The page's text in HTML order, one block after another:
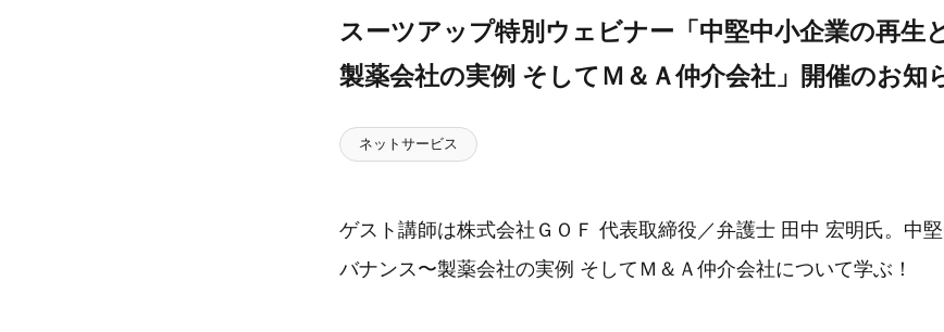
スーツアップ特別ウェビナー「中堅中小企業の再生
製薬会社の実例 そしてＭ＆Ａ仲介会社」開催のお知
ネットサービス
ゲスト講師は株式会社ＧＯＦ 代表取締役／弁護士 田中 宏明氏。中
バナンス〜製薬会社の実例 そしてＭ＆Ａ仲介会社について学ぶ！